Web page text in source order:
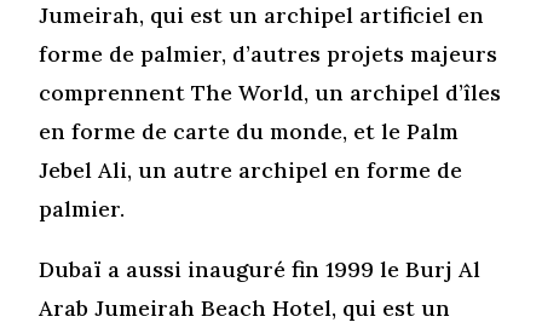
Jumeirah, qui est un archipel artificiel en
forme de palmier, d’autres projets majeurs
comprennent The World, un archipel d’îles
en forme de carte du monde, et le Palm
Jebel Ali, un autre archipel en forme de
palmier.
Dubaï a aussi inauguré fin 1999 le Burj Al
Arab Jumeirah Beach Hotel, qui est un